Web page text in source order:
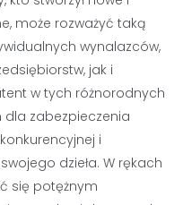
może rozważyć taką
wynalazców,
jak i
w tych różnorodnych
dla zabezpieczenia
i
dzieła. W rękach
się potężnym